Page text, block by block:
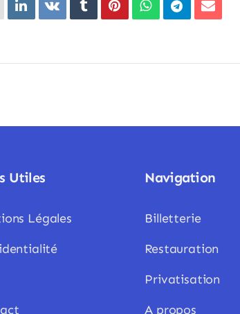
Utiles
Légales
Navigation
Billetterie
Restauration
Privatisation
A propos